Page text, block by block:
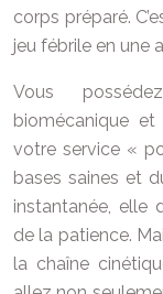
corps préparé.
jeu fébrile en une
Vous
biomécanique
votre service «
bases saines et
instantanée, elle
de la patience.
la chaîne